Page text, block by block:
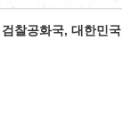
검찰공화국, 대한민국